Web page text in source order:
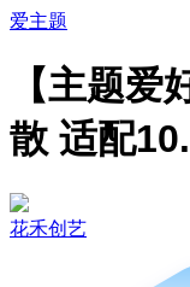
爱主题
【主题
散 适配
花禾创艺